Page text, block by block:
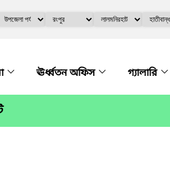
ঊর্ধ্বতন অফিস গ্যালারি